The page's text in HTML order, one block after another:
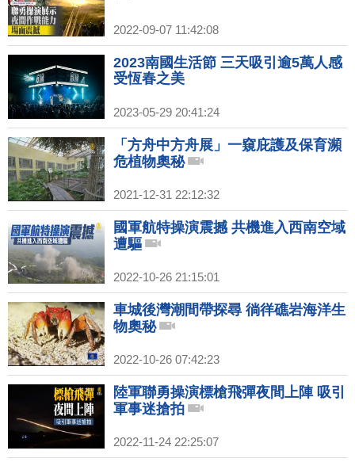
2022-09-07 11:42:08
2023南國生活節 三天吸引逾5萬人感
受恆春之美
2023-05-29 20:41:24
「方舟中方舟展」一窺庇護及保育瀕
危植物奧秘
2021-12-31 22:12:32
國軍航特操演震撼 共機進入西南空域
遭驅
2022-10-26 21:15:01
車城後灣潮間帶探尋 徜徉礁岩海洋生
物奧秘
2022-10-26 07:42:23
陸軍聯勇操演標槍飛彈夜間上陣 吸引
軍事迷搶拍
2022-11-24 22:25:07